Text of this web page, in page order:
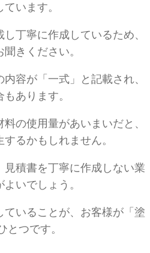
います。
丁寧に作成しているため、
きください。
容が「一式」と記載され、
あります。
の使用量があいまいだと、
るかもしれません。
積書を丁寧に作成しない業
いでしょう。
ていることが、お客様が「塗
とつです。